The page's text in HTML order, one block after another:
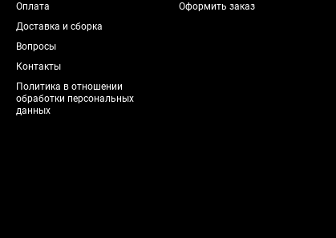
Оплата
Доставка и сборка
Вопросы
Контакты
Политика в отношении
обработки персональных
данных
Оформить заказ